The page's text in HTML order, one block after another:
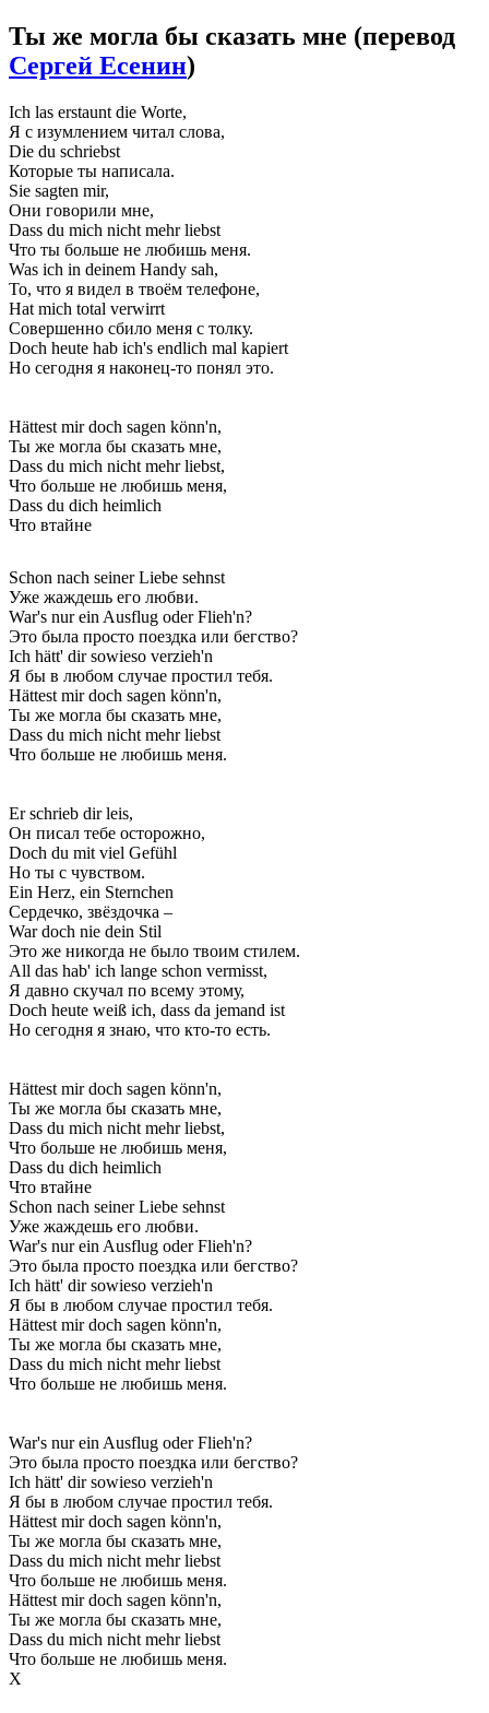
Ты же могла бы сказать мне (перевод
Сергей Есенин)
Ich las erstaunt die Worte,
Я с изумлением читал слова,
Die du schriebst
Которые ты написала.
Sie sagten mir,
Они говорили мне,
Dass du mich nicht mehr liebst
Что ты больше не любишь меня.
Was ich in deinem Handy sah,
То, что я видел в твоём телефоне,
Hat mich total verwirrt
Совершенно сбило меня с толку.
Doch heute hab ich's endlich mal kapiert
Но сегодня я наконец-то понял это.
Hättest mir doch sagen könn'n,
Ты же могла бы сказать мне,
Dass du mich nicht mehr liebst,
Что больше не любишь меня,
Dass du dich heimlich
Что втайне
Schon nach seiner Liebe sehnst
Уже жаждешь его любви.
War's nur ein Ausflug oder Flieh'n?
Это была просто поездка или бегство?
Ich hätt' dir sowieso verzieh'n
Я бы в любом случае простил тебя.
Hättest mir doch sagen könn'n,
Ты же могла бы сказать мне,
Dass du mich nicht mehr liebst
Что больше не любишь меня.
Er schrieb dir leis,
Он писал тебе осторожно,
Doch du mit viel Gefühl
Но ты с чувством.
Ein Herz, ein Sternchen
Сердечко, звёздочка –
War doch nie dein Stil
Это же никогда не было твоим стилем.
All das hab' ich lange schon vermisst,
Я давно скучал по всему этому,
Doch heute weiß ich, dass da jemand ist
Но сегодня я знаю, что кто-то есть.
Hättest mir doch sagen könn'n,
Ты же могла бы сказать мне,
Dass du mich nicht mehr liebst,
Что больше не любишь меня,
Dass du dich heimlich
Что втайне
Schon nach seiner Liebe sehnst
Уже жаждешь его любви.
War's nur ein Ausflug oder Flieh'n?
Это была просто поездка или бегство?
Ich hätt' dir sowieso verzieh'n
Я бы в любом случае простил тебя.
Hättest mir doch sagen könn'n,
Ты же могла бы сказать мне,
Dass du mich nicht mehr liebst
Что больше не любишь меня.
War's nur ein Ausflug oder Flieh'n?
Это была просто поездка или бегство?
Ich hätt' dir sowieso verzieh'n
Я бы в любом случае простил тебя.
Hättest mir doch sagen könn'n,
Ты же могла бы сказать мне,
Dass du mich nicht mehr liebst
Что больше не любишь меня.
Hättest mir doch sagen könn'n,
Ты же могла бы сказать мне,
Dass du mich nicht mehr liebst
Что больше не любишь меня.
Х